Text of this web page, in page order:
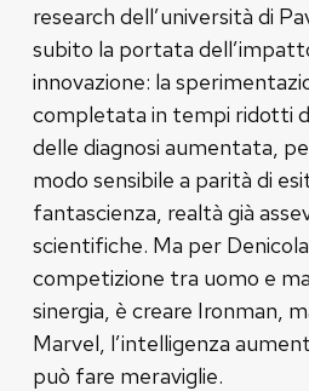
research dell’università di
subito la portata
innovazione: la
completata in tempi ridotti
delle diagnosi aumentata,
modo sensibile a parità di
fantascienza, realtà già
scientifiche. Ma per
competizione tra uomo e
sinergia, è creare Ironman,
Marvel, l’intelligenza
può fare meraviglie.